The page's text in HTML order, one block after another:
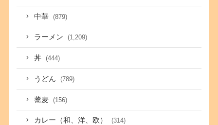
中華 (879)
ラーメン (1,209)
丼 (444)
うどん (789)
蕎麦 (156)
カレー（和、洋、欧） (314)